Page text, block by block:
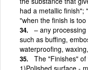
had a metallic finish";
"when the finish is
– any
such as buffing,
waterproofing,
The "Finishes"
1)Polished surface -